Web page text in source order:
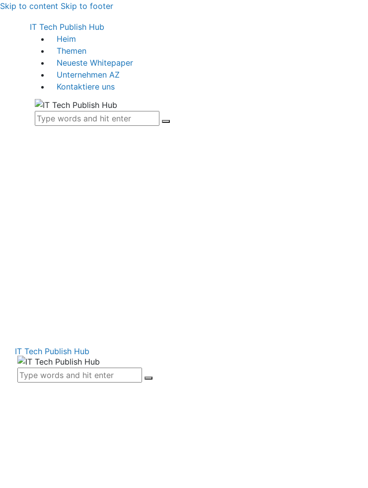
Skip to content Skip to footer
IT Tech Publish Hub
Heim
Themen
Neueste Whitepaper
Unternehmen AZ
Kontaktiere uns
IT Tech Publish Hub